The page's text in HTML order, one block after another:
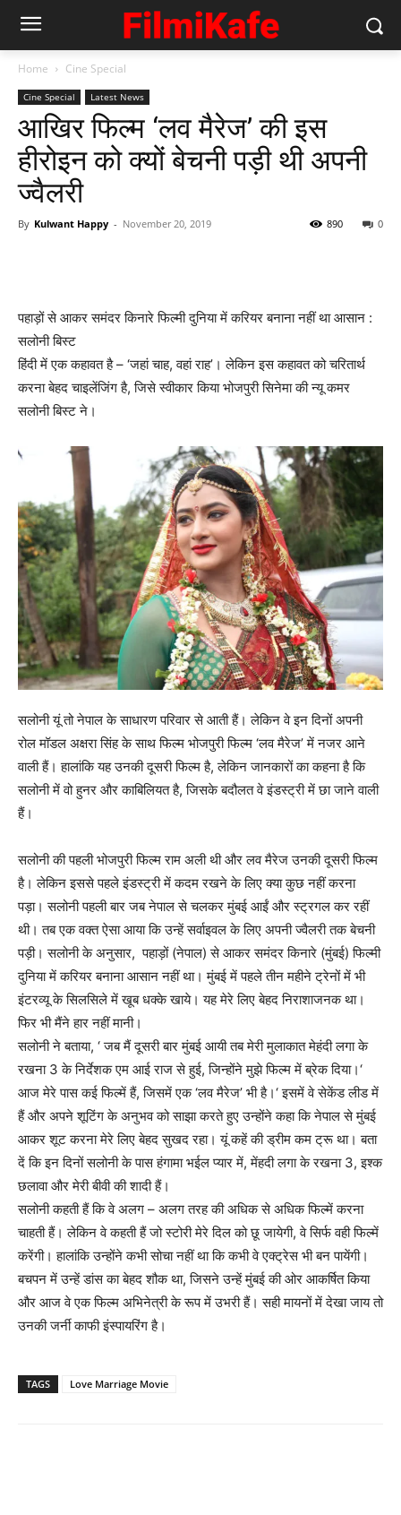
Home Cine Special
Cine Special Latest News
आखिर फिल्‍म ‘लव मैरेज’ की इस
हीरोइन को क्‍यों बेचनी पड़ी थी अपनी
ज्‍वैलरी
By Kulwant Happy - November 20, 2019 0
890
पहाड़ों से आकर समंदर किनारे फिल्‍मी दुनिया में करियर बनाना नहीं था आसान :
सलोनी बिस्‍ट
हिंदी में एक कहावत है – ‘जहां चाह, वहां राह’। लेकिन इस कहावत को चरितार्थ
करना बेहद चाइलेंजिंग है, जिसे स्‍वीकार किया भोजपुरी सिनेमा की न्‍यू कमर
सलोनी बिस्‍ट ने।
सलोनी यूं तो नेपाल के साधारण परिवार से आती हैं। लेकिन वे इन दिनों अपनी
रोल मॉडल अक्षरा सिंह के साथ फिल्‍म भोजपुरी फिल्‍म ‘लव मैरेज’ में नजर आने
वाली हैं। हालांकि यह उनकी दूसरी फिल्‍म है, लेकिन जानकारों का कहना है कि
सलोनी में वो हुनर और काबिलियत है, जिसके बदौलत वे इंडस्‍ट्री में छा जाने वाली
हैं।
सलोनी की पहली भोजपुरी फिल्‍म राम अली थी और लव मैरेज उनकी दूसरी फिल्‍म
है। लेकिन इससे पहले इंडस्‍ट्री में कदम रखने के लिए क्‍या कुछ नहीं करना
पड़ा। सलोनी पहली बार जब नेपाल से चलकर मुंबई आईं और स्‍ट्रगल कर रहीं
थी। तब एक वक्‍त ऐसा आया कि उन्‍हें सर्वाइवल के लिए अपनी ज्‍वैलरी तक बेचनी
पड़ी। सलोनी के अनुसार, पहाड़ों (नेपाल) से आकर समंदर किनारे (मुंबई) फिल्‍मी
दुनिया में करियर बनाना आसान नहीं था। मुंबई में पहले तीन महीने ट्रेनों में भी
इंटरव्यू के सिलसिले में खूब धक्‍के खाये। यह मेरे लिए बेहद निराशाजन‍क था।
फिर भी मैंने हार नहीं मानी।
सलोनी ने बताया, ‘ जब मैं दूसरी बार मुंबई आयी तब मेरी मुलाकात मेहंदी लगा के
रखना 3 के निर्देशक एम आई राज से हुई, जिन्‍होंने मुझे फिल्‍म में ब्रेक दिया।‘
आज मेरे पास कई फिल्‍में हैं, जिसमें एक ‘लव मैरेज’ भी है।‘ इसमें वे सेकेंड लीड में
हैं और अपने शूटिंग के अनुभव को साझा करते हुए उन्‍होंने कहा कि नेपाल से मुंबई
आकर शूट करना मेरे लिए बेहद सुखद रहा। यूं कहें की ड्रीम कम ट्रू था। बता
दें कि इन दिनों सलोनी के पास हंगामा भईल प्‍यार में, मेंहदी लगा के रखना 3, इश्‍क
छलावा और मेरी बीवी की शादी हैं।
सलोनी कहती हैं कि वे अलग – अलग तरह की अधिक से अधिक फिल्‍में करना
चाहती हैं। लेकिन वे कहती हैं जो स्‍टोरी मेरे दिल को छू जायेगी, वे सिर्फ वही फिल्‍में
करेंगी। हालांकि उन्‍होंने कभी सोचा नहीं था कि कभी वे एक्‍ट्रेस भी बन पायेंगी।
बचपन में उन्‍हें डांस का बेहद शौक था, जिसने उन्‍हें मुंबई की ओर आकर्षित किया
और आज वे एक फिल्‍म अभिनेत्री के रूप में उभरी हैं। सही मायनों में देखा जाय तो
उनकी जर्नी काफी इंस्‍पायरिंग है।
TAGS Love Marriage Movie